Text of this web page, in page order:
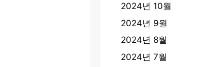
2024년 10월
2024년 9월
2024년 8월
2024년 7월